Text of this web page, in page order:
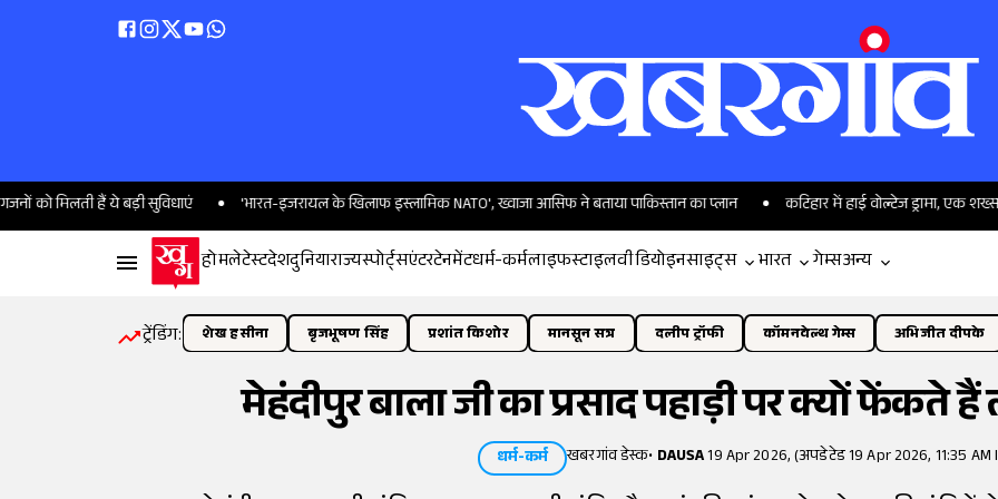
हैं ये बड़ी सुविधाएं 'भारत-इजरायल के खिलाफ इस्लामिक NATO', ख्वाजा आसिफ ने बताया पाकिस्तान का प्लान कटिहार में हाई वोल्टेज ड्रामा, एक शख्स की दो
होमलेटेस्टदेशदुनियाराज्यस्पोर्ट्सएंटरटेनमेंटधर्म-कर्मलाइफस्टाइलवीडियोइनसाइट्स भारत गेम्सअन्य
ट्रेंडिंग: शेख हसीना बृजभूषण सिंह प्रशांत किशोर मानसून सत्र दलीप ट्रॉफी कॉमनवेल्थ गेम्स अभिजीत दीपके
मेहंदीपुर बाला जी का प्रसाद पहाड़ी पर क्यों फेंकते
धर्म-कर्म खबरगांव डेस्क• DAUSA19 Apr 2026, (अपडेटेड 19 Apr 2026, 11:35 AM